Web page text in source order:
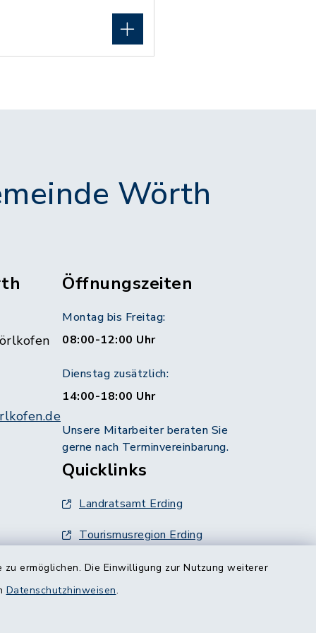
ermöglichen. Die Einwilligung zur Nutzung weiterer
Datenschutzhinweisen.
Wörth
Öffnungszeiten
Montag bis Freitag:
08:00-12:00 Uhr
Dienstag zusätzlich:
14:00-18:00 Uhr
Unsere Mitarbeiter beraten Sie
gerne nach Terminvereinbarung.
Quicklinks
Landratsamt Erding
Tourismusregion Erding
Ausschreibungen